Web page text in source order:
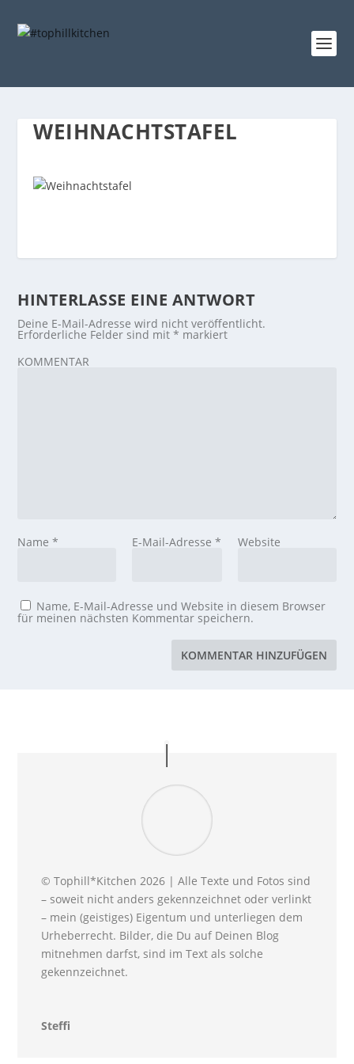
WEIHNACHTSTAFEL
HINTERLASSE EINE ANTWORT
Deine E-Mail-Adresse wird nicht veröffentlicht.
Erforderliche Felder sind mit* markiert
KOMMENTAR
Name* E-Mail-Adresse * Website
Name, E-Mail-Adresse und Website in diesem Browser
für meinen nächsten Kommentar speichern.
© Tophill*Kitchen 2026 | Alle Texte und Fotos sind
– soweit nicht anders gekennzeichnet oder verlinkt
– mein (geistiges) Eigentum und unterliegen dem
Urheberrecht. Bilder, die Du auf Deinen Blog
mitnehmen darfst, sind im Text als solche
gekennzeichnet.
Steffi